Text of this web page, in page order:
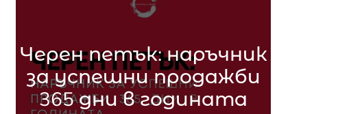
Черен петък: наръчник
за успешни продажби
365 дни в годината